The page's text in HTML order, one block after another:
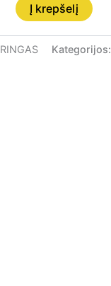
Į krepšelį
RINGAS Kategorijos: